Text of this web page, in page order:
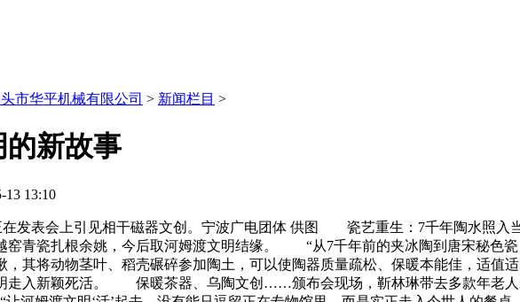
市华平机械有限公司 > 新闻栏目 >
新故事
13 13:10
在发表会上引见相干磁器文创。宁波广电团体 供图 瓷艺重生：7千年陶水照
窑青瓷扎根余姚，今后取河姆渡文明结缘。 “从7千年前的夹冰陶到唐宋秘色
，其将动物茎叶、稻壳碾碎参加陶土，可以使陶器质量疏松、保暖本能佳，适
走入新颖死活。 保暖茶器、乌陶文创……颁布会现场，靳林琳带去多款年老人